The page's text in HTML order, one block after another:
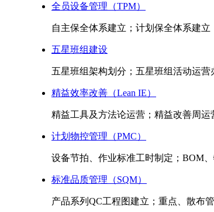
全员设备管理（TPM）
自主保全体系建立；计划保全体系建
五星班组建设
五星班组架构划分；五星班组活动运
精益效率改善（Lean IE）
精益工具及方法论运营；精益改善周
计划物控管理（PMC）
设备节拍、作业标准工时制定；BOM
标准品质管理（SQM）
产品系列QC工程图建立；重点、散布